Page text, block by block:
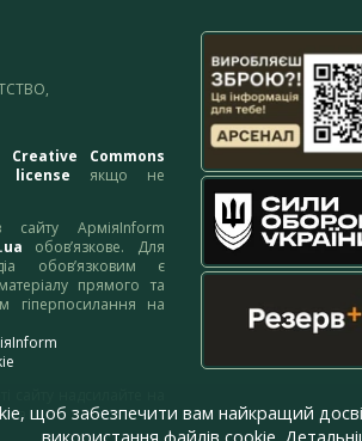
Creative Commons
якщо не
сайту АрміяInform
обов’язкове. Для
обов’язковим є
прямого та
гіперпосилання на
щоб забезпечити вам найкращий